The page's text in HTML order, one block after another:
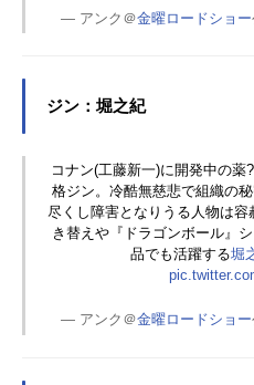
— アンク＠金曜ロードショー
ジン：堀之紀
コナン(工藤新一)に開発中の
格ジン。冷酷無慈悲で組織の
尽くし障害となりうる人物は
き替えや『ドラゴンボール』
品でも活躍する堀
— アンク＠金曜ロードショー